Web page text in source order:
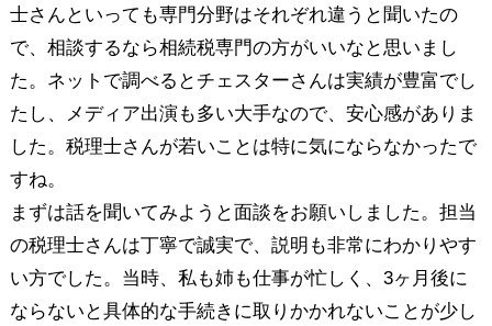
士さんといっても専門分野はそれぞれ違うと聞いたの
で、相談するなら相続税専門の方がいいなと思いまし
た。ネットで調べるとチェスターさんは実績が豊富でし
たし、メディア出演も多い大手なので、安心感がありま
した。税理士さんが若いことは特に気にならなかったで
すね。
まずは話を聞いてみようと面談をお願いしました。担当
の税理士さんは丁寧で誠実で、説明も非常にわかりやす
い方でした。当時、私も姉も仕事が忙しく、3ヶ月後に
ならないと具体的な手続きに取りかかれないことが少し